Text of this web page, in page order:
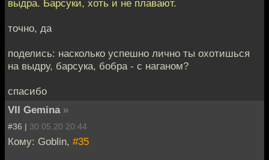
выдра. Барсуки, хоть и не плавают.
точно, да
поделись: насколько успешно лично ты охотишься
на выдру, барсука, бобра - с наганом?
спасибо
VII Gemina »
#36 | 30.05.20 20:44
Кому: Goblin, #35